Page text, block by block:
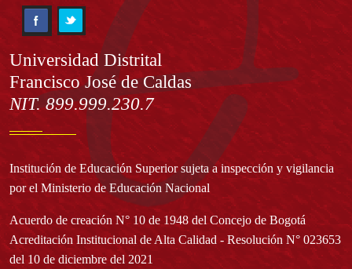
Información
Universidad Distrital
Francisco José de Caldas
NIT. 899.999.230.7
Institución de Educación Superior sujeta a inspección y vigilancia
por el Ministerio de Educación Nacional
Acuerdo de creación N° 10 de 1948 del Concejo de Bogotá
Acreditación Institucional de Alta Calidad - Resolución N° 023653
del 10 de diciembre del 2021